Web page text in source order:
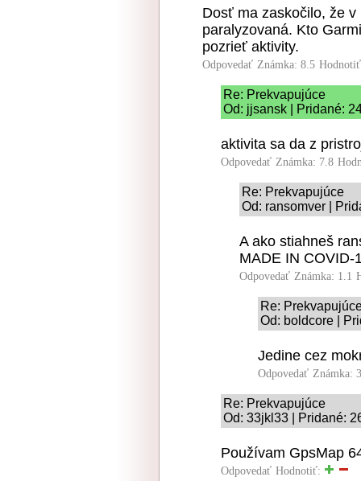
Dosť ma zaskočilo, že
paralyzovaná. Kto
pozrieť aktivity.
Odpovedať Známka: 8.5
Re: Prekvapujúce
Od: jjsansk | Pridané:
aktivita sa da z
Odpovedať Známka: 7.8
Re: Prekvapujúce
Od: ransomver |
A ako stiahneš
MADE IN COVID-
Odpovedať Známka: 1.1
Re:
Od: boldcore |
Jedine cez
Odpovedať Známka:
Re: Prekvapujúce
Od: 33jkl33 | Pridané:
Používam GpsMap
Odpovedať Hodnotiť: